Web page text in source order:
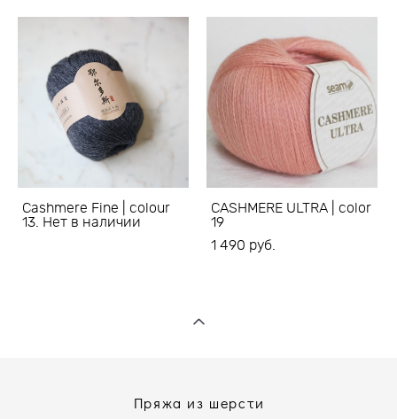
Cashmere Fine | colour
13. Нет в наличии
CASHMERE ULTRA | color
19
1 490 pуб.
Пряжа из шерсти